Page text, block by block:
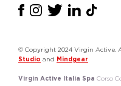
© Copyright 2024 Virgin Active.
Studio and Mindgear
Virgin Active Italia Spa Corso